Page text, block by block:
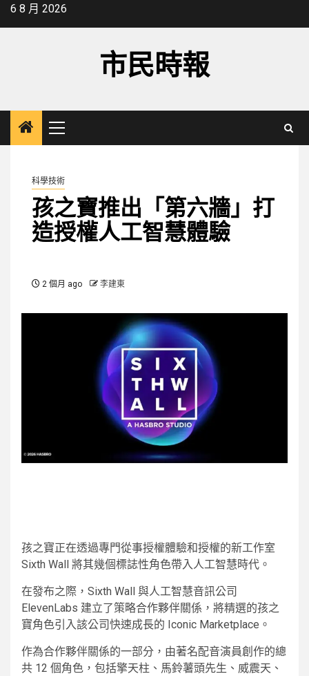
Skip6 8 月 2026
市民時報
Primary
Menu
科學技術
孩之寶推出「第六牆」打
造授權人工智慧體驗
2 個月 ago 李建東
孩之寶正在透過專門從事授權體驗和授權的新工作室
Sixth Wall 將其幾個標誌性角色帶入人工智慧時代。
在發布之際，Sixth Wall 與人工智慧音訊公司
ElevenLabs 建立了策略合作夥伴關係，將精選的孩之
寶角色引入該公司快速成長的 Iconic Marketplace。
作為合作夥伴關係的一部分，由著名配音演員創作的總
共 12 個角色，包括擎天柱、馬鈴薯頭先生、威震天、